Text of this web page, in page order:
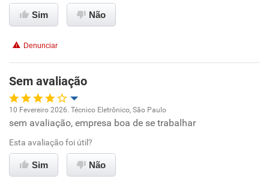
Conciliação com a vida familiar
Sim Não
Denunciar
Sem avaliação
Oportunidade de promoção
Ambiente de trabalho
10 Fevereiro 2026. Técnico Eletrônico, São Paulo
sem avaliação, empresa boa de se trabalhar
Esta avaliação foi útil?
Sim Não